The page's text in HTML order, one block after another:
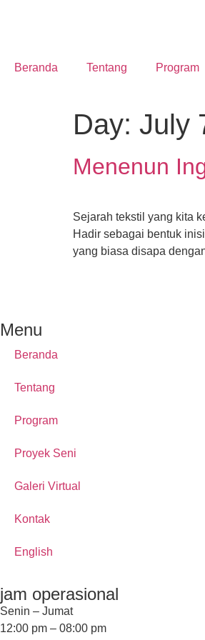
Beranda Tentang Program
Day: July
Menenun
Sejarah tekstil yang kita
Hadir sebagai bentuk
yang biasa disapa
Menu
Beranda
Tentang
Program
Proyek Seni
Galeri Virtual
Kontak
English
jam operasional
Senin – Jumat
12:00 pm – 08:00 pm